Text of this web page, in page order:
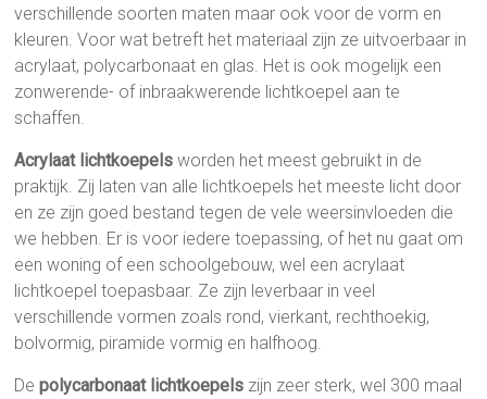
verschillende soorten maten maar ook voor de vorm en
kleuren. Voor wat betreft het materiaal zijn ze uitvoerbaar in
acrylaat, polycarbonaat en glas. Het is ook mogelijk een
zonwerende- of inbraakwerende lichtkoepel aan te
schaffen.
Acrylaat lichtkoepels worden het meest gebruikt in de
praktijk. Zij laten van alle lichtkoepels het meeste licht door
en ze zijn goed bestand tegen de vele weersinvloeden die
we hebben. Er is voor iedere toepassing, of het nu gaat om
een woning of een schoolgebouw, wel een acrylaat
lichtkoepel toepasbaar. Ze zijn leverbaar in veel
verschillende vormen zoals rond, vierkant, rechthoekig,
bolvormig, piramide vormig en halfhoog.
Depolycarbonaat lichtkoepels zijn zeer sterk, wel 300 maal